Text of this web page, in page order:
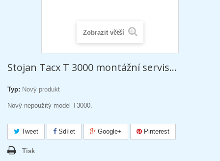
Zobrazit větší
Stojan Tacx T 3000 montážní servis...
Typ: Nový produkt
Nový nepoužitý model T3000.
Tweet Sdílet Google+ Pinterest
Tisk